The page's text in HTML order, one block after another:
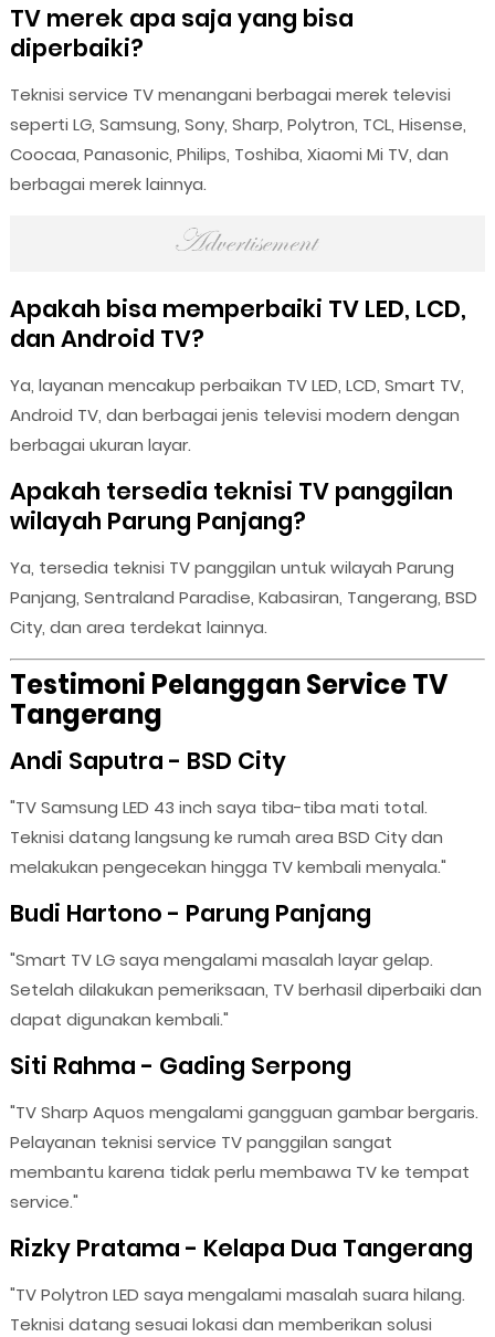
TV merek apa saja yang bisa
diperbaiki?
Teknisi service TV menangani berbagai merek televisi
seperti LG, Samsung, Sony, Sharp, Polytron, TCL, Hisense,
Coocaa, Panasonic, Philips, Toshiba, Xiaomi Mi TV, dan
berbagai merek lainnya.
Apakah bisa memperbaiki TV LED, LCD,
dan Android TV?
Ya, layanan mencakup perbaikan TV LED, LCD, Smart TV,
Android TV, dan berbagai jenis televisi modern dengan
berbagai ukuran layar.
Apakah tersedia teknisi TV panggilan
wilayah Parung Panjang?
Ya, tersedia teknisi TV panggilan untuk wilayah Parung
Panjang, Sentraland Paradise, Kabasiran, Tangerang, BSD
City, dan area terdekat lainnya.
Testimoni Pelanggan Service TV
Tangerang
Andi Saputra - BSD City
"TV Samsung LED 43 inch saya tiba-tiba mati total.
Teknisi datang langsung ke rumah area BSD City dan
melakukan pengecekan hingga TV kembali menyala."
Budi Hartono - Parung Panjang
"Smart TV LG saya mengalami masalah layar gelap.
Setelah dilakukan pemeriksaan, TV berhasil diperbaiki dan
dapat digunakan kembali."
Siti Rahma - Gading Serpong
"TV Sharp Aquos mengalami gangguan gambar bergaris.
Pelayanan teknisi service TV panggilan sangat
membantu karena tidak perlu membawa TV ke tempat
service."
Rizky Pratama - Kelapa Dua Tangerang
"TV Polytron LED saya mengalami masalah suara hilang.
Teknisi datang sesuai lokasi dan memberikan solusi